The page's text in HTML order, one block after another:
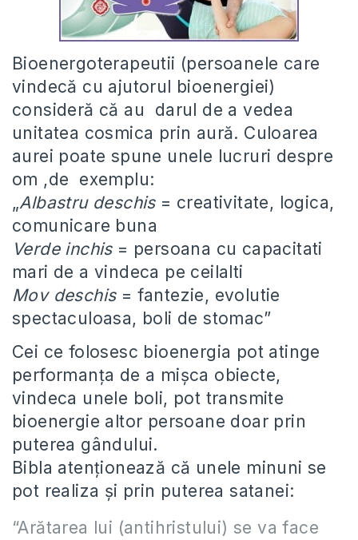
Bioenergoterapeutii (persoanele care
vindecă cu ajutorul bioenergiei)
consideră că au darul de a vedea
unitatea cosmica prin aură. Culoarea
aurei poate spune unele lucruri despre
om ,de exemplu:
„Albastru deschis= creativitate, logica,
comunicare buna
Verde inchis = persoana cu capacitati
mari de a vindeca pe ceilalti
Mov deschis= fantezie, evolutie
spectaculoasa, boli de stomac”
Cei ce folosesc bioenergia pot atinge
performanţa de a mişca obiecte,
vindeca unele boli, pot transmite
bioenergie altor persoane doar prin
puterea gândului.
Bibla atenţionează că unele minuni se
pot realiza şi prin puterea satanei:
“Arătarea lui (antihristului) se va face